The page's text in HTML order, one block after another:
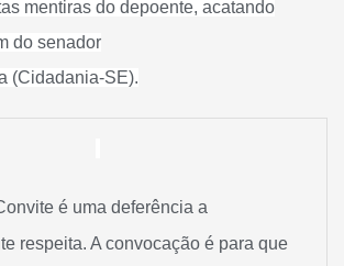
mentiras do depoente, acatando
do senador
(Cidadania-SE).
é uma deferência a
respeita. A convocação é para que